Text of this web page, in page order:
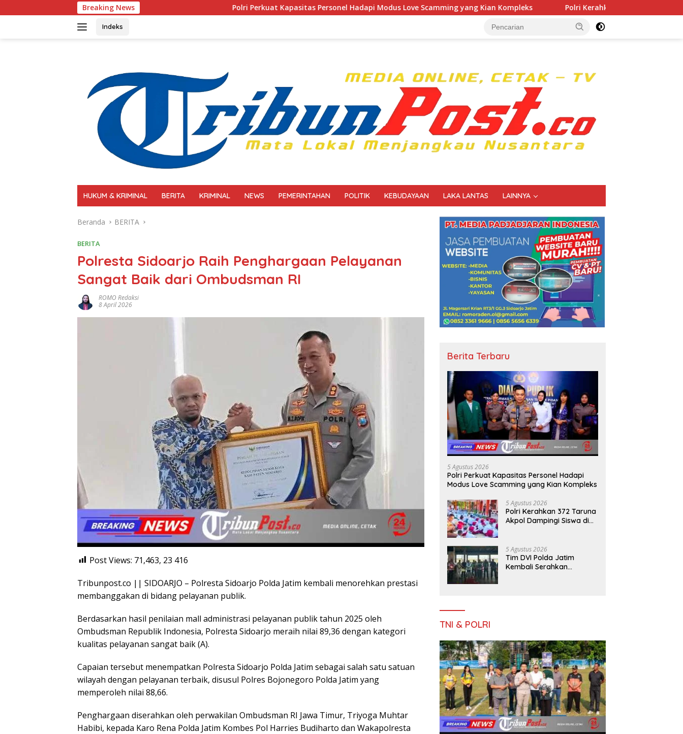
ke
Breaking News Polri Perkuat Kapasitas Personel Hadapi Modus Love Scamming yang Kian Kompleks Polri Kerahkan 372 Taruna Akpol Dampingi Siswa di 73
Indeks
HUKUM & KRIMINAL BERITA KRIMINAL NEWS PEMERINTAHAN POLITIK KEBUDAYAAN LAKA LANTAS LAINNYA
Beranda BERITA
BERITA
Polresta Sidoarjo Raih Penghargaan Pelayanan
Sangat Baik dari Ombudsman RI
ROMO Redaksi
8 April 2026
Post Views: 71,463, 23 416
Tribunpost.co || SIDOARJO – Polresta Sidoarjo Polda Jatim kembali menorehkan prestasi
membanggakan di bidang pelayanan publik.
Berdasarkan hasil penilaian mall administrasi pelayanan publik tahun 2025 oleh
Ombudsman Republik Indonesia, Polresta Sidoarjo meraih nilai 89,36 dengan kategori
kualitas pelayanan sangat baik (A).
Capaian tersebut menempatkan Polresta Sidoarjo Polda Jatim sebagai salah satu satuan
wilayah dengan pelayanan terbaik, disusul Polres Bojonegoro Polda Jatim yang
memperoleh nilai 88,66.
Penghargaan diserahkan oleh perwakilan Ombudsman RI Jawa Timur, Triyoga Muhtar
Habibi, kepada Karo Rena Polda Jatim Kombes Pol Harries Budiharto dan Wakapolresta
Berita Terbaru
5 Agustus 2026
Polri Perkuat Kapasitas Personel Hadapi
Modus Love Scamming yang Kian Kompleks
5 Agustus 2026
Polri Kerahkan 372 Taruna
Akpol Dampingi Siswa di
TNI
5 Agustus 2026
Tim DVI Polda Jatim
Kembali Serahkan
TNI & POLRI